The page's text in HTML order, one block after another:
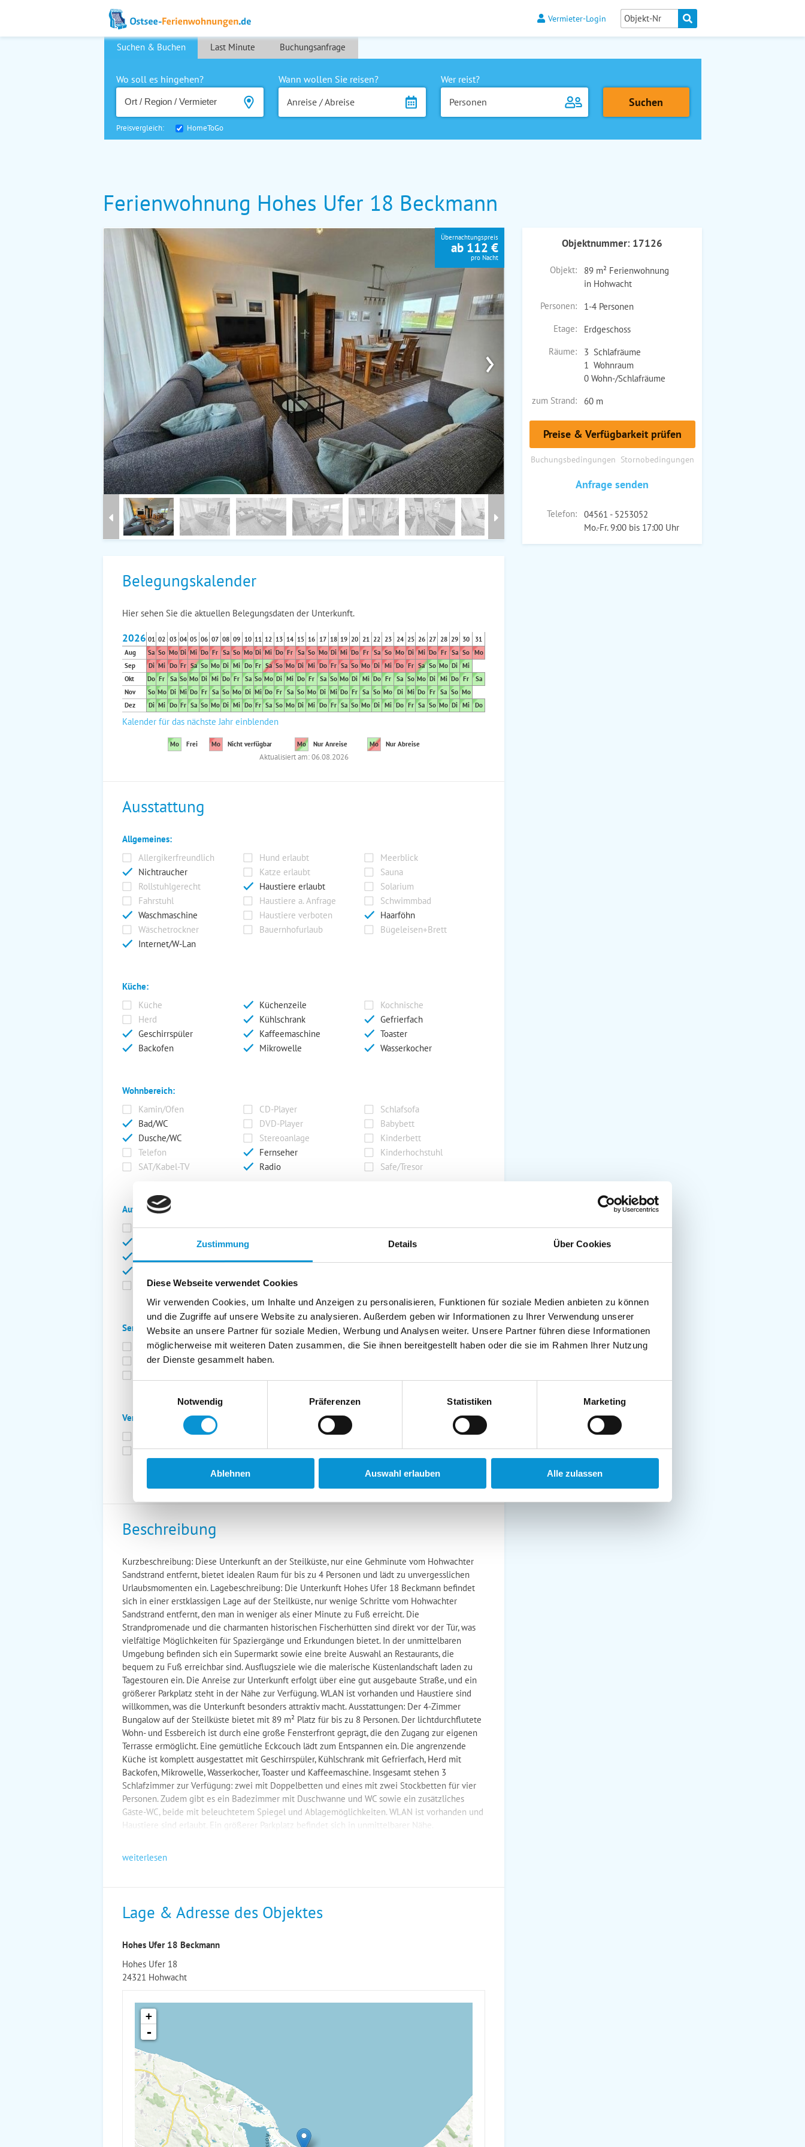
Zustimmung Details Über Cookies
Diese Webseite verwendet Cookies
Wir verwenden Cookies, um Inhalte und Anzeigen zu personalisieren, Funktionen für soziale Medien anbieten zu können
und die Zugriffe auf unsere Website zu analysieren. Außerdem geben wir Informationen zu Ihrer Verwendung unserer
Website an unsere Partner für soziale Medien, Werbung und Analysen weiter. Unsere Partner führen diese Informationen
möglicherweise mit weiteren Daten zusammen, die Sie ihnen bereitgestellt haben oder die sie im Rahmen Ihrer Nutzung
der Dienste gesammelt haben.
Notwendig
Präferenzen Statistiken Marketing
Ablehnen Auswahl erlauben Alle zulassen
Vermieter-Login
Suchen & Buchen Last Minute Buchungsanfrage
Wo soll es hingehen?
Wann wollen Sie reisen?
Anreise / Abreise
Wer reist?
Personen
Preisvergleich: HomeToGo
Ferienwohnung Hohes Ufer 18 Beckmann
›
Übernachtungspreis
ab 112 €
pro Nacht
Objektnummer: 17126
Objekt:
89 m² Ferienwohnung
in Hohwacht
Personen:
1-4 Personen
Etage:
Erdgeschoss
Räume:
3 Schlafräume
1 Wohnraum
0 Wohn-/Schlafräume
zum Strand:
60 m
Preise & Verfügbarkeit prüfen
Buchungsbedingungen Stornobedingungen
Anfrage senden
Telefon:
04561 - 5253052
Mo.-Fr. 9:00 bis 17:00 Uhr
Belegungskalender
Hier sehen Sie die aktuellen Belegungsdaten der Unterkunft.
2026 01 02 03 04 05 06 07 08 09 10 11 12 13 14 15 16 17 18 19 20 21 22 23 24 25 26 27 28 29 30
31
Aug
Sa So Mo Di Mi Do Fr Sa So Mo Di Mi Do Fr Sa So Mo Di Mi Do Fr Sa So Mo Di Mi Do Fr Sa So Mo
Sep
Di Mi Do Fr Sa So Mo Di Mi Do Fr Sa So Mo Di Mi Do Fr Sa So Mo Di Mi Do Fr Sa So Mo Di Mi
Okt
Do Fr Sa So Mo Di Mi Do Fr Sa So Mo Di Mi Do Fr Sa So Mo Di Mi Do Fr Sa So Mo Di Mi Do Fr
Sa
Nov
So Mo Di Mi Do Fr Sa So Mo Di Mi Do Fr Sa So Mo Di Mi Do Fr Sa So Mo Di Mi Do Fr Sa So Mo
Dez
Di Mi Do Fr Sa So Mo Di Mi Do Fr Sa So Mo Di Mi Do Fr Sa So Mo Di Mi Do Fr Sa So Mo Di Mi Do
Kalender für das nächste Jahr einblenden
Mo Frei Mo Nicht verfügbar Mo Nur Anreise Mo Nur Abreise
Aktualisiert am: 06.08.2026
Ausstattung
Allgemeines:
Allergikerfreundlich
Hund erlaubt
Meerblick
Nichtraucher
Katze erlaubt
Sauna
Rollstuhlgerecht
Haustiere erlaubt
Solarium
Fahrstuhl
Haustiere a. Anfrage
Schwimmbad
Waschmaschine
Haustiere verboten
Haarföhn
Wäschetrockner
Bauernhofurlaub
Bügeleisen+Brett
Internet/W-Lan
Küche:
Küche
Küchenzeile
Kochnische
Herd
Kühlschrank
Gefrierfach
Geschirrspüler
Kaffeemaschine
Toaster
Backofen
Mikrowelle Wasserkocher
Wohnbereich:
Kamin/Ofen
CD-Player
Schlafsofa
Bad/WC
DVD-Player
Babybett
Dusche/WC
Stereoanlage
Kinderbett
Telefon
Fernseher
Kinderhochstuhl
SAT/Kabel-TV
Radio Safe/Tresor
Außenanlage:
Garten/Liegewiese
Carport
Grill
Grillplatz
Balkon
Abstellraum
Service:
Bettwäsche inkl.
Geschirrtücher inkl.
Handtücher inkl.
Fahrräder
Strandkorb am Strand
Verpflegung:
Brötchenservice
Frühstück möglich
Halbpension möglich
Vollpension möglich
Beschreibung
Kurzbeschreibung: Diese Unterkunft an der Steilküste, nur eine Gehminute vom Hohwachter
Sandstrand entfernt, bietet idealen Raum für bis zu 4 Personen und lädt zu unvergesslichen
Urlaubsmomenten ein. Lagebeschreibung: Die Unterkunft Hohes Ufer 18 Beckmann befindet
sich in einer erstklassigen Lage auf der Steilküste, nur wenige Schritte vom Hohwachter
Sandstrand entfernt, den man in weniger als einer Minute zu Fuß erreicht. Die
Strandpromenade und die charmanten historischen Fischerhütten sind direkt vor der Tür, was
vielfältige Möglichkeiten für Spaziergänge und Erkundungen bietet. In der unmittelbaren
Umgebung befinden sich ein Supermarkt sowie eine breite Auswahl an Restaurants, die
bequem zu Fuß erreichbar sind. Ausflugsziele wie die malerische Küstenlandschaft laden zu
Tagestouren ein. Die Anreise zur Unterkunft erfolgt über eine gut ausgebaute Straße, und ein
größerer Parkplatz steht in der Nähe zur Verfügung. WLAN ist vorhanden und Haustiere sind
willkommen, was die Unterkunft besonders attraktiv macht. Ausstattungen: Der 4-Zimmer
Bungalow auf der Steilküste bietet mit 89 m² Platz für bis zu 8 Personen. Der lichtdurchflutete
Wohn- und Essbereich ist durch eine große Fensterfront geprägt, die den Zugang zur eigenen
Terrasse ermöglicht. Eine gemütliche Eckcouch lädt zum Entspannen ein. Die angrenzende
Küche ist komplett ausgestattet mit Geschirrspüler, Kühlschrank mit Gefrierfach, Herd mit
Backofen, Mikrowelle, Wasserkocher, Toaster und Kaffeemaschine. Insgesamt stehen 3
Schlafzimmer zur Verfügung: zwei mit Doppelbetten und eines mit zwei Stockbetten für vier
Personen. Zudem gibt es ein Badezimmer mit Duschwanne und WC sowie ein zusätzliches
Gäste-WC, beide mit beleuchtetem Spiegel und Ablagemöglichkeiten. WLAN ist vorhanden und
Haustiere sind erlaubt. Ein größerer Parkplatz befindet sich in unmittelbarer Nähe.
weiterlesen
Lage & Adresse des Objektes
Hohes Ufer 18 Beckmann
Hohes Ufer 18
24321 Hohwacht
+
-